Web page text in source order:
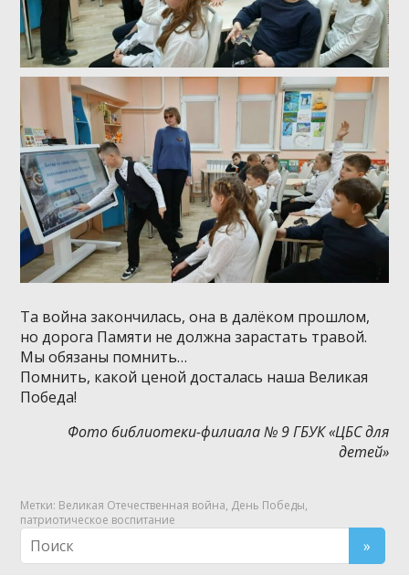
Та война закончилась, она в далёком прошлом,
но дорога Памяти не должна зарастать травой.
Мы обязаны помнить…
Помнить, какой ценой досталась наша Великая
Победа!
Фото библиотеки-филиала № 9 ГБУК «ЦБС для
детей»
Метки: Великая Отечественная война, День Победы,
патриотическое воспитание